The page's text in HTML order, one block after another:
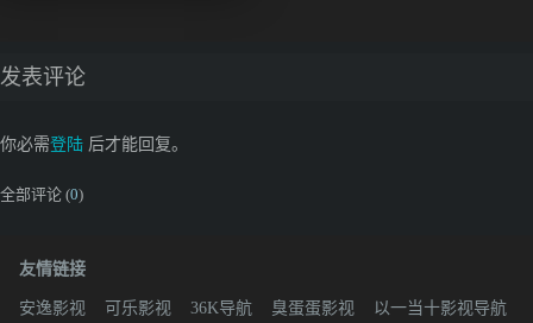
发表评论
你必需登陆 后才能回复。
全部评论 (0)
友情链接
安逸影视 可乐影视 36K导航 臭蛋蛋影视 以一当十影视导航